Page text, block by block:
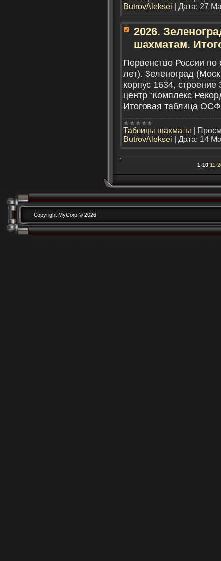
ButrovAleksei
Дата: 27
2026.
шахматам.
Первенство России по
лет). Зеленоград
корпус 1634,
центр "Комплекс
Итоговая таблица
Таблицы шахматы
ButrovAleksei
Дата: 14
1-10 11-
Copyright MyCorp © 2026